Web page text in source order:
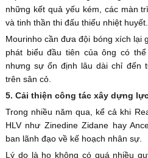
những kết quả yếu kém, các màn
và tinh thần thi đấu thiếu nhiệt huyết.
Mourinho cần đưa đội bóng xích lại
phát biểu đầu tiên của ông có
nhưng sự ổn định lâu dài chỉ đến
trên sân cỏ.
5. Cải thiện công tác xây dựng
Trong nhiều năm qua, kể cả khi
HLV như Zinedine Zidane hay
ban lãnh đạo về kế hoạch nhân sự.
Lý do là họ không có quá nhiều